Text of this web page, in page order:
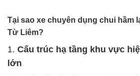
Tại sao xe chuyên dụng chui hầm
Từ Liêm?
1. Cấu trúc hạ tầng khu vực
lớn